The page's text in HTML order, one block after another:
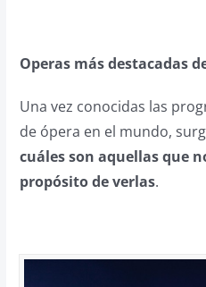
Operas más destacadas
Una vez conocidas las
de ópera en el mundo,
cuáles son aquellas que
propósito de verlas.